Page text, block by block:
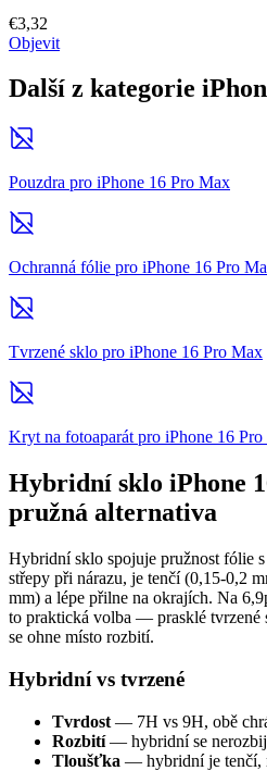
€3,32
Objevit
Další z kategorie
Pouzdra pro iPhone 16 Pro Max
Ochranná fólie pro iPhone 16 Pro
Tvrzené sklo pro iPhone 16 Pro Max
Kryt na fotoaparát pro iPhone 16
Hybridní sklo iPhone
pružná alternativa
Hybridní sklo spojuje pružnost fólie
střepy při nárazu, je tenčí (0,15-0,2
mm) a lépe přilne na okrajích. Na
to praktická volba — prasklé tvrzené
se ohne místo rozbití.
Hybridní vs tvrzené
Tvrdost — 7H vs 9H, obě
Rozbití— hybridní se
Tloušťka — hybridní je tenčí,